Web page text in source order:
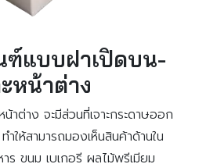
แบบฝาเปิดบน-
หน้าต่าง
าต่าง จะมีส่วนที่เจาะกระดาษออก
ให้สามารถมองเห็นสินค้าด้านใน
ร ขนม เบเกอรี ผลไม้พรีเมียม